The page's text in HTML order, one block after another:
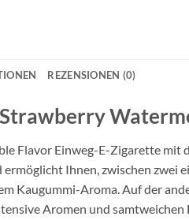
REZENSIONEN (0)
Flavor Einweg-E-Zigarette
Ihnen, zwischen zwei
Kaugummi-Aroma. Auf der
Aromen und